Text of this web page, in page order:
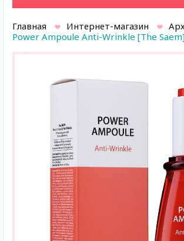
Главная Интернет-магазин
Power Ampoule Anti-Wrinkle [The